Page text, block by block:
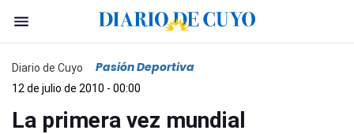
Diario de Cuyo Pasión Deportiva
12 de julio de 2010 - 00:00
La primera vez mundial